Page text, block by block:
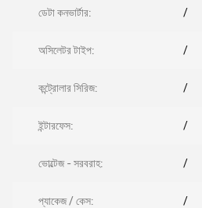
ডেটা কনভার্টার: /
অসিলেটর টাইপ: /
কন্ট্রোলার সিরিজ: /
ইন্টারফেস: /
ভোল্টেজ - সরবরাহ: /
প্যাকেজ / কেস: /